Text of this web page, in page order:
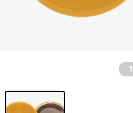
1